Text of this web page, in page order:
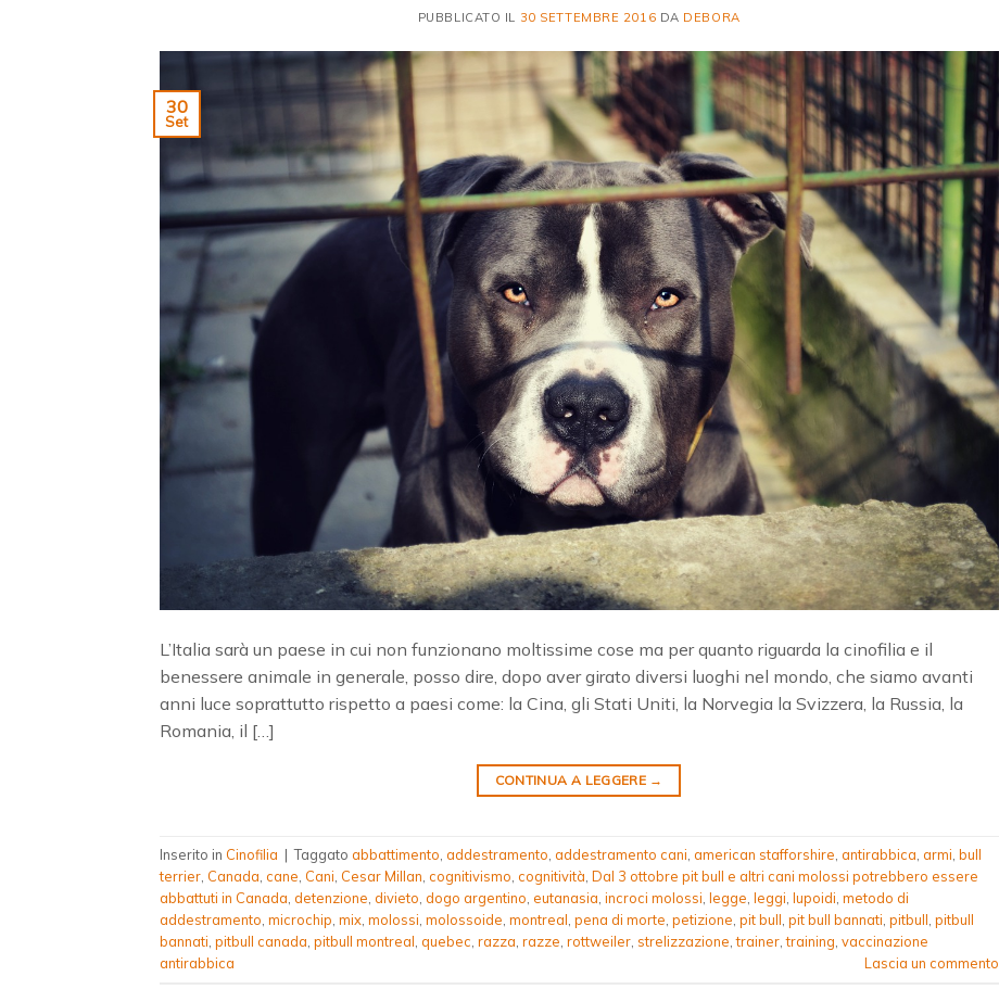
PUBBLICATO IL 30 SETTEMBRE 2016 DA DEBORA
30
Set
L’Italia sarà un paese in cui non funzionano moltissime cose ma per quanto riguarda la cinofilia e il
benessere animale in generale, posso dire, dopo aver girato diversi luoghi nel mondo, che siamo avanti
anni luce soprattutto rispetto a paesi come: la Cina, gli Stati Uniti, la Norvegia la Svizzera, la Russia, la
Romania, il […]
CONTINUA A LEGGERE →
Inserito in Cinofilia | Taggato abbattimento addestramento addestramento cani american stafforshire antirabbica armi bull
terrier Canada cane Cani Cesar Millan cognitivismo cognitività Dal 3 ottobre pit bull e altri cani molossi potrebbero essere
abbattuti in Canada detenzione divieto dogo argentino eutanasia incroci molossi legge leggi lupoidi metodo di
addestramento microchip mix molossi molossoide montreal pena di morte petizione pit bull pit bull bannati pitbull pitbull
bannati pitbull canada pitbull montreal quebec razza razze rottweiler strelizzazione ,trainer ,training vaccinazione
antirabbica
Lascia un commento